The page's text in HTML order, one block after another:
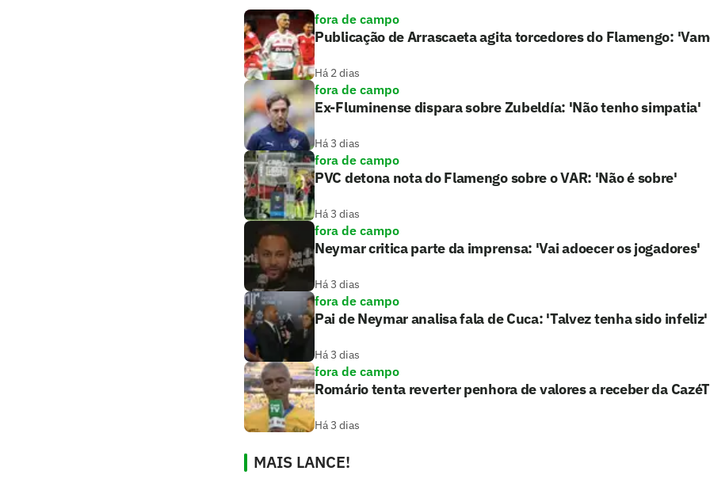
fora de campo
Publicação de Arrascaeta agita torcedores do Flamengo:
Há 2 dias
fora de campo
Ex-Fluminense dispara sobre Zubeldía: 'Não tenho simpatia'
Há 3 dias
fora de campo
PVC detona nota do Flamengo sobre o VAR: 'Não é sobre'
Há 3 dias
fora de campo
Neymar critica parte da imprensa: 'Vai adoecer os jogadores'
Há 3 dias
fora de campo
Pai de Neymar analisa fala de Cuca: 'Talvez tenha sido infeliz'
Há 3 dias
fora de campo
Romário tenta reverter penhora de valores a receber da
Há 3 dias
MAIS LANCE!